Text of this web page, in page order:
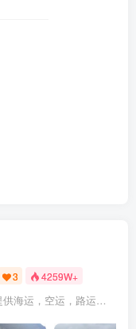
3 4259W+
微信1139976508，可为您提供海运，空运，路运，铁路运输